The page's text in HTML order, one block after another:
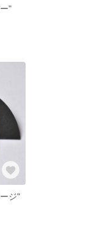
"
ジ"